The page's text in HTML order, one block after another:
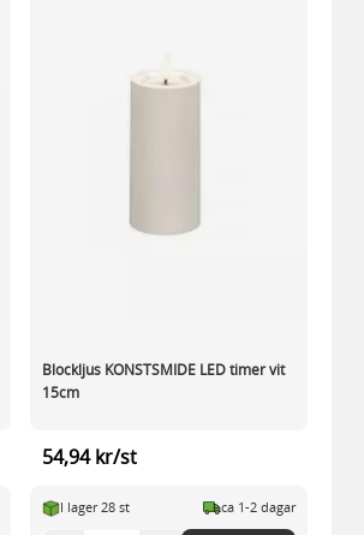
Blockljus KONSTSMIDE LED timer vit
15cm
54,94 kr/st
I lager 28 st ca 1-2 dagar